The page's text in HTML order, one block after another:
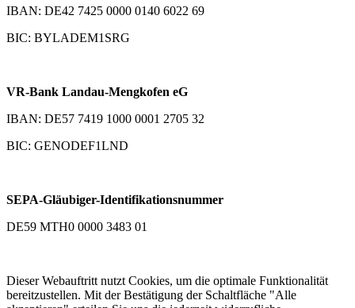
IBAN: DE42 7425 0000 0140 6022 69
BIC: BYLADEM1SRG
VR-Bank Landau-Mengkofen eG
IBAN: DE57 7419 1000 0001 2705 32
BIC: GENODEF1LND
SEPA-Gläubiger-Identifikationsnummer
DE59 MTH0 0000 3483 01
Dieser Webauftritt nutzt Cookies, um die optimale Funktionalität
bereitzustellen. Mit der Bestätigung der Schaltfläche "Alle